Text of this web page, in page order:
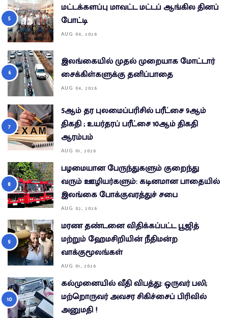
மட்டக்களப்பு மாவட்ட மட்டப் ஆங்கில தினப்
போட்டி
AUG 04, 2026
இலங்கையில் முதல் முறையாக மோட்டார்
சைக்கிள்களுக்கு தனிப்பாதை
AUG 04, 2026
5ஆம் தர புலமைப்பரிசில் பரீட்சை 9ஆம்
திகதி ; உயர்தரப் பரீட்சை 10ஆம் திகதி
ஆரம்பம்
AUG 01, 2026
பழமையான பேருந்துகளும் குறைந்து
வரும் ஊழியர்களும்: கடினமான பாதையில்
இலங்கை போக்குவரத்துச் சபை
AUG 02, 2026
மரண தண்டனை விதிக்கப்பட்ட பூஜித்
மற்றும் ஹேமசிறியின் நீதிமன்ற
வாக்குமூலங்கள்
AUG 01, 2026
கல்முனையில் வீதி விபத்து: ஒருவர் பலி;
மற்றொருவர் அவசர சிகிச்சைப் பிரிவில்
அனுமதி !